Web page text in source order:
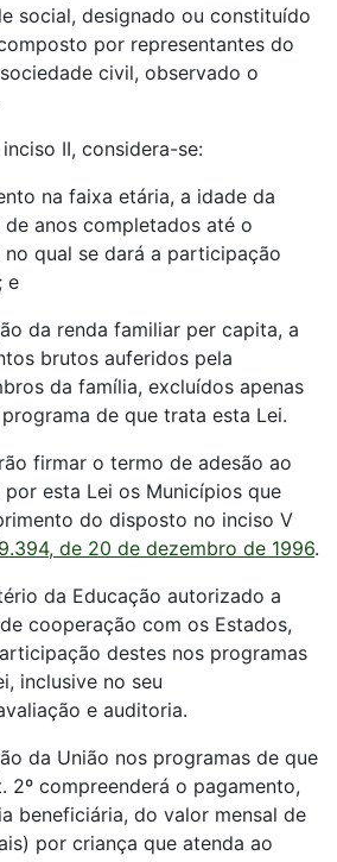
social, designado ou constituído
por representantes do
civil, observado o
II, considera-se:
na faixa etária, a idade da
anos completados até o
qual se dará a participação
e
da renda familiar per capita, a
brutos auferidos pela
da família, excluídos apenas
de que trata esta Lei.
firmar o termo de adesão ao
esta Lei os Municípios que
do disposto no inciso V
de 20 de dezembro de 1996.
da Educação autorizado a
cooperação com os Estados,
destes nos programas
inclusive no seu
e auditoria.
da União nos programas de que
compreenderá o pagamento,
beneficiária, do valor mensal de
por criança que atenda ao